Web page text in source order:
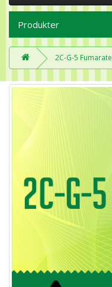
Produkter
2C-G-5 Fumarate